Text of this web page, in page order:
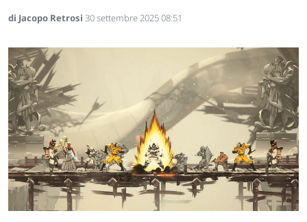
di Jacopo Retrosi 30 settembre 2025 08:51